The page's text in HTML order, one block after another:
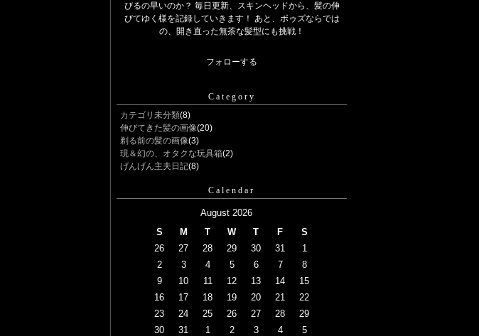
びるの早いのか？ 毎日更新、スキンヘッドから、髪の伸
びてゆく様を記録していきます！ あと、ボゥズならでは
の、開き直った無茶な髪型にも挑戦！
フォローする
Category
カテゴリ未分類(8)
伸びてきた髪の画像(20)
剃る前の髪の画像(3)
現＆幻の、オタクな玩具箱(2)
げんげん主夫日記(8)
Calendar
August 2026
S
M T W T F
S
26
27 28 29 30 31
1
2
3 4 5 6 7
8
9
10 11 12 13 14
15
16
17 18 19 20 21
22
23
24 25 26 27 28
29
30
31 1 2 3 4 5